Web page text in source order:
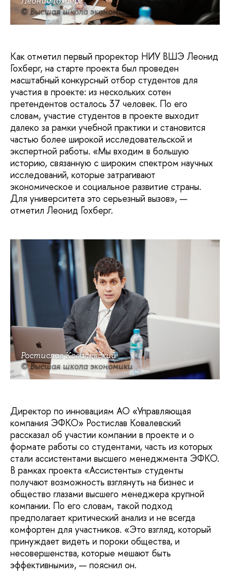
© Высшая школа экономики
Как отметил первый проректор НИУ ВШЭ Леонид
Гохберг, на старте проекта был проведен
масштабный конкурсный отбор студентов для
участия в проекте: из нескольких сотен
претендентов осталось 37 человек. По его
словам, участие студентов в проекте выходит
далеко за рамки учебной практики и становится
частью более широкой исследовательской и
экспертной работы. «Мы входим в большую
историю, связанную с широким спектром научных
исследований, которые затрагивают
экономическое и социальное развитие страны.
Для университета это серьезный вызов», —
отметил Леонид Гохберг.
Ростислав Ковалевский
© Высшая школа экономики
Директор по инновациям АО «Управляющая
компания ЭФКО» Ростислав Ковалевский
рассказал об участии компании в проекте и о
формате работы со студентами, часть из которых
стали ассистентами высшего менеджмента ЭФКО.
В рамках проекта «Ассистенты» студенты
получают возможность взглянуть на бизнес и
общество глазами высшего менеджера крупной
компании. По его словам, такой подход
предполагает критический анализ и не всегда
комфортен для участников. «Это взгляд, который
принуждает видеть и пороки общества, и
несовершенства, которые мешают быть
эффективными», — пояснил он.